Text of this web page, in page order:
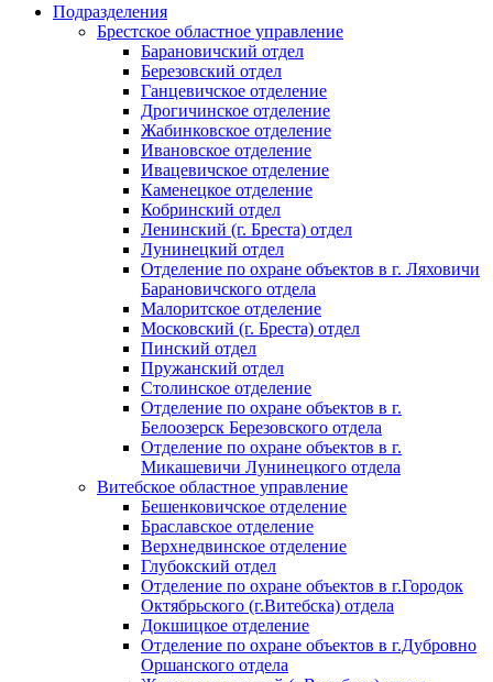
Подразделения
Брестское областное управление
Барановичский отдел
Березовский отдел
Ганцевичское отделение
Дрогичинское отделение
Жабинковское отделение
Ивановское отделение
Ивацевичское отделение
Каменецкое отделение
Кобринский отдел
Ленинский (г. Бреста) отдел
Лунинецкий отдел
Отделение по охране объектов в г. Ляховичи
Барановичского отдела
Малоритское отделение
Московский (г. Бреста) отдел
Пинский отдел
Пружанский отдел
Столинское отделение
Отделение по охране объектов в г.
Белоозерск Березовского отдела
Отделение по охране объектов в г.
Микашевичи Лунинецкого отдела
Витебское областное управление
Бешенковичское отделение
Браславское отделение
Верхнедвинское отделение
Глубокский отдел
Отделение по охране объектов в г.Городок
Октябрьского (г.Витебска) отдела
Докшицкое отделение
Отделение по охране объектов в г.Дубровно
Оршанского отдела